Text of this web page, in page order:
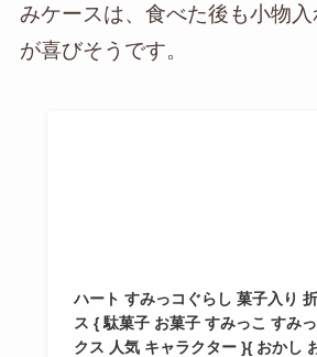
みケースは、食べた後も小物
が喜びそうです。
ハート すみっコぐらし 菓子入り
ス { 駄菓子 お菓子 すみっこ すみ
クス 人気 キャラクター }{ おかし